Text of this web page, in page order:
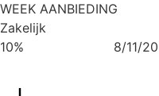
WEEK AANBIEDING
Zakelijk
10%
8/11/